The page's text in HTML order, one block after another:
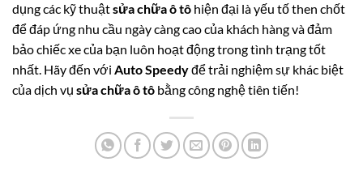
dụng các kỹ thuậtsửa chữa ô tô hiện đại là yếu tố then chốt
để đáp ứng nhu cầu ngày càng cao của khách hàng và đảm
bảo chiếc xe của bạn luôn hoạt động trong tình trạng tốt
nhất. Hãy đến với Auto Speedyđể trải nghiệm sự khác biệt
của dịch vụ sửa chữa ô tô bằng công nghệ tiên tiến!